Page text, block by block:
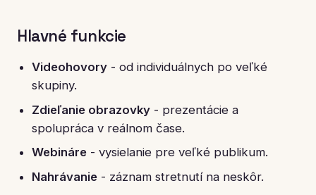
Hlavné funkcie
Videohovory- od individuálnych po veľké
skupiny.
Zdieľanie obrazovky- prezentácie a
spolupráca v reálnom čase.
Webináre- vysielanie pre veľké publikum.
Nahrávanie- záznam stretnutí na neskôr.